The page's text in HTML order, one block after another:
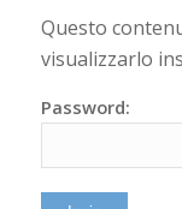
Questo
visualizzarlo
Password: